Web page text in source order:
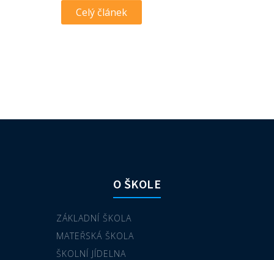
Celý článek
O ŠKOLE
ZÁKLADNÍ ŠKOLA
MATEŘSKÁ ŠKOLA
ŠKOLNÍ JÍDELNA